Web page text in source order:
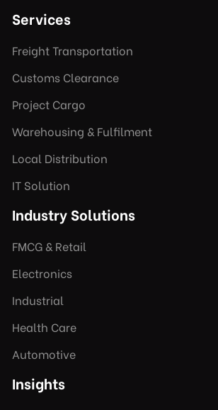
Services
Freight Transportation
Customs Clearance
Project Cargo
Warehousing & Fulfilment
Local Distribution
IT Solution
Industry Solutions
FMCG & Retail
Electronics
Industrial
Health Care
Automotive
Insights